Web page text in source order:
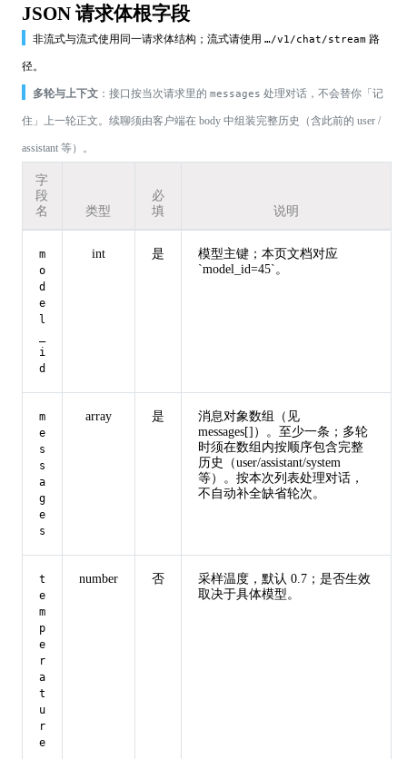
JSON 请求体根字段
非流式与流式使用同一请求体结构；流式请使用 …/v1/chat/stream路
径。
多轮与上下文：接口按当次请求里的 messages 处理对话，不会替你「记
住」上一轮正文。续聊须由客户端在 body 中组装完整历史（含此前的 user /
assistant 等）。
字
段
名
类型
必
填
说明
m
o
d
e
l
i
d
int 是
模型主键；本页文档对应
`model_id=45`。
m
e
s
s
a
g
e
s
array 是
消息对象数组（见
messages[]）。至少一条；多轮
时须在数组内按顺序包含完整
历史（user/assistant/system
等）。按本次列表处理对话，
不自动补全缺省轮次。
t
e
m
p
e
r
a
t
u
r
e
number 否
采样温度，默认 0.7；是否生效
取决于具体模型。